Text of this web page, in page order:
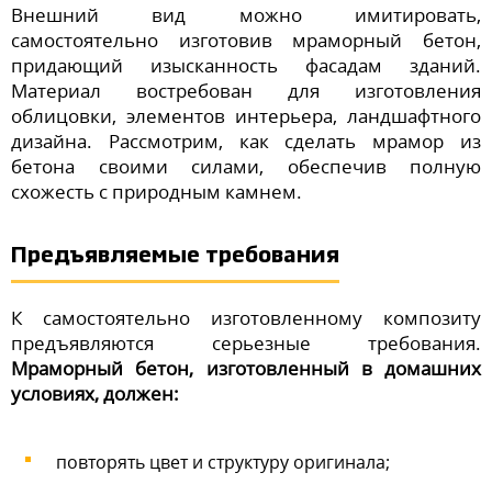
Внешний вид можно имитировать,
самостоятельно изготовив мраморный бетон,
придающий изысканность фасадам зданий.
Материал востребован для изготовления
облицовки, элементов интерьера, ландшафтного
дизайна. Рассмотрим, как сделать мрамор из
бетона своими силами, обеспечив полную
схожесть с природным камнем.
Предъявляемые требования
К самостоятельно изготовленному композиту
предъявляются серьезные требования.
Мраморный бетон, изготовленный в домашних
условиях, должен:
повторять цвет и структуру оригинала;